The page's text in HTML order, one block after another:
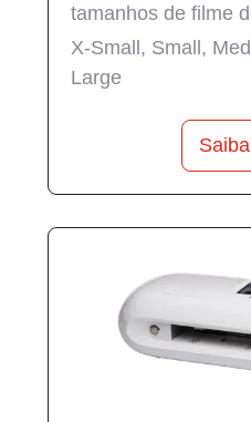
tamanhos de filme
X-Small, Small,
Large